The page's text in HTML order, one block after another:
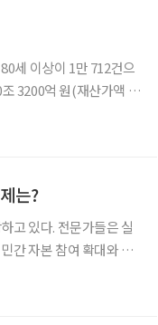
세 이상이 1만 712건으
3200억 원(재산가액 기
는?
고 있다. 전문가들은 실
간 자본 참여 확대와 스